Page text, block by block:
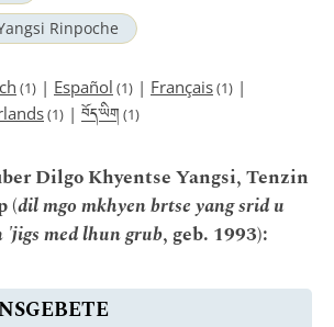
Rinpoche
(1) | Español (1) | Français(1) |
(1) | བོད་ཡིག (1)
Dilgo Khyentse Yangsi, Tenzin
(dil mgo mkhyen brtse yang srid u
med lhun grub, geb. 1993):